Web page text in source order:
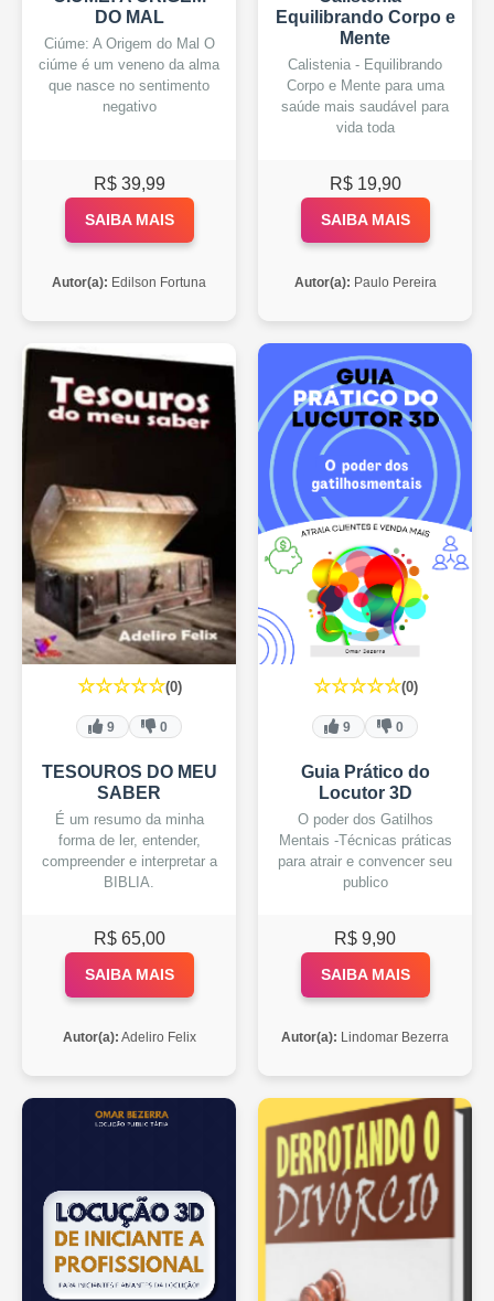
DO MAL
Ciúme: A Origem do Mal O
ciúme é um veneno da alma
que nasce no sentimento
negativo
R$ 39,99
SAIBA MAIS
Autor(a): Edilson Fortuna
Equilibrando Corpo e
Mente
Calistenia - Equilibrando
Corpo e Mente para uma
saúde mais saudável para
vida toda
R$ 19,90
SAIBA MAIS
Autor(a): Paulo Pereira
☆☆☆☆☆(0)
9 0
TESOUROS DO MEU
SABER
É um resumo da minha
forma de ler, entender,
compreender e interpretar a
BIBLIA.
R$ 65,00
SAIBA MAIS
Autor(a): Adeliro Felix
☆☆☆☆☆(0)
9 0
Guia Prático do
Locutor 3D
O poder dos Gatilhos
Mentais -Técnicas práticas
para atrair e convencer seu
publico
R$ 9,90
SAIBA MAIS
Autor(a): Lindomar Bezerra